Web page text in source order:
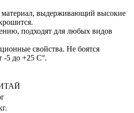
выдерживающий высокие
подходят для любых видов
свойства. Не боятся
-5 до +25 C°.